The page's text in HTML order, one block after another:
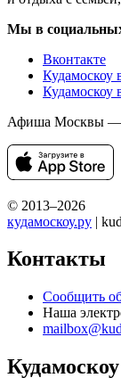
Мы в
Вконтакте
Кудамоскоу
Кудамоскоу
Афиша Москвы —
© 2013–2026
кудамоскоу.ру |
Контакты
Сообщить
Наша
Кудамоскоу